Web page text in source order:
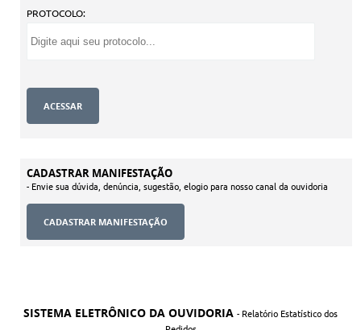
PROTOCOLO:
CADASTRAR MANIFESTAÇÃO
- Envie sua dúvida, denúncia, sugestão, elogio para nosso canal da ouvidoria
SISTEMA ELETRÔNICO DA OUVIDORIA - Relatório Estatístico dos